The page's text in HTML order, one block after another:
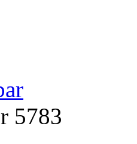
5783